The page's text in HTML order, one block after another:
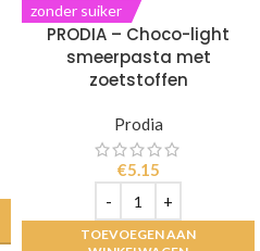
zonder suiker
PRODIA – Choco-light
smeerpasta met
zoetstoffen
Prodia
€5.15
TOEVOEGEN AAN